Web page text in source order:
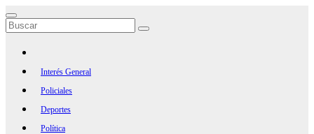
Saltar
al
contenido
Interés General
Policiales
Deportes
Política